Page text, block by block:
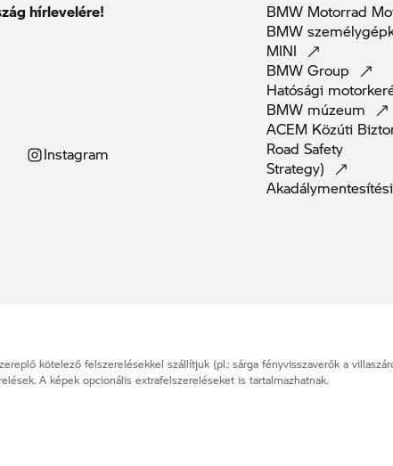
hírlevelére!
Instagram
BMW Motorrad
BMW
MINI
BMW Group
Hatósági
BMW múzeum
ACEM Közúti
Road Safety
Strategy)
Akadálymentesítési
kötelező felszerelésekkel szállítjuk (pl.: sárga fényvisszaverők a
A képek opcionális extrafelszereléseket is tartalmazhatnak.